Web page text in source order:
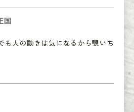
国
も人の動きは気になるから覗いち